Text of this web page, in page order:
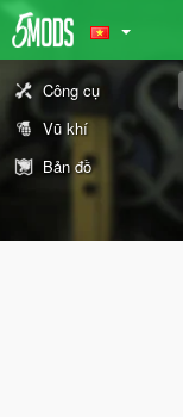
Công cụ
Vũ khí
Bản đồ